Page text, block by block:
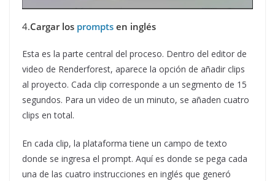
4.Cargar los prompts en inglés
Esta es la parte central del proceso. Dentro del editor de
video de Renderforest, aparece la opción de añadir clips
al proyecto. Cada clip corresponde a un segmento de 15
segundos. Para un video de un minuto, se añaden cuatro
clips en total.
En cada clip, la plataforma tiene un campo de texto
donde se ingresa el prompt. Aquí es donde se pega cada
una de las cuatro instrucciones en inglés que generó